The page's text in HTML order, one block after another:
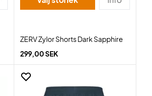
ZERV Zylor Shorts Dark Sapphire
299,00 SEK